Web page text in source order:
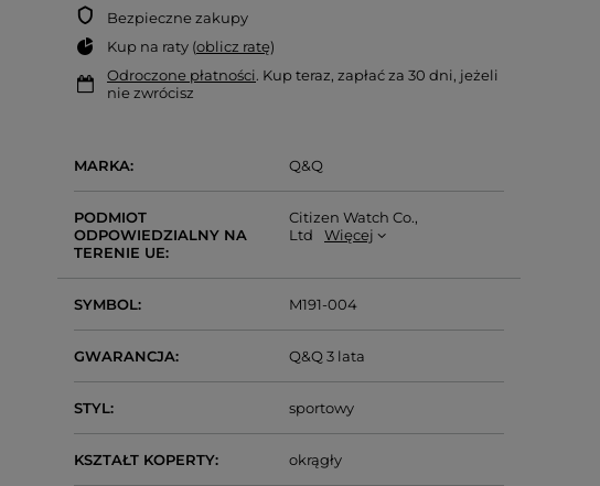
Bezpieczne zakupy
Kup na raty (oblicz ratę)
Odroczone płatności. Kup teraz, zapłać za 30 dni, jeżeli
nie zwrócisz
MARKA Q&Q
PODMIOT
ODPOWIEDZIALNY NA
TERENIE UE
Citizen Watch Co.,
Ltd
Więcej
SYMBOL M191-004
GWARANCJA Q&Q 3 lata
STYL sportowy
KSZTAŁT KOPERTY okrągły